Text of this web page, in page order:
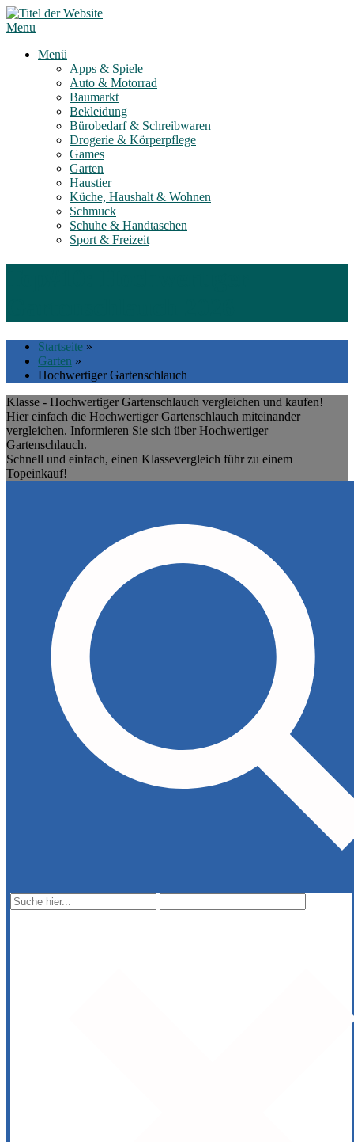
Skip
to
Menu
Menü
Apps & Spiele
Auto & Motorrad
Baumarkt
Bekleidung
Bürobedarf & Schreibwaren
Drogerie & Körperpflege
Games
Garten
Haustier
Küche, Haushalt & Wohnen
Schmuck
Schuhe & Handtaschen
Sport & Freizeit
Startseite »
Garten »
Hochwertiger Gartenschlauch
Klasse - Hochwertiger Gartenschlauch vergleichen und kaufen!
Hier einfach die Hochwertiger Gartenschlauch miteinander
vergleichen. Informieren Sie sich über Hochwertiger
Gartenschlauch.
Schnell und einfach, einen Klassevergleich führ zu einem
Topeinkauf!